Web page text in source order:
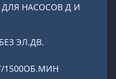
НАСОСОВ Д И
ЭЛ.ДВ.
1500ОБ.МИН